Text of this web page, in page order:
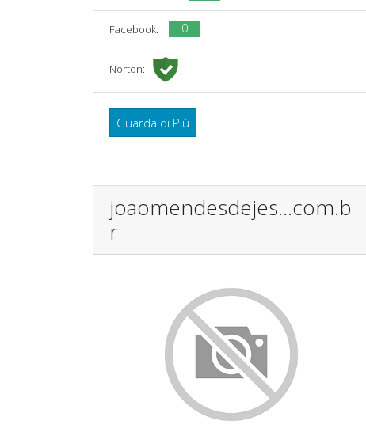
Facebook: 0
Norton:
Guarda di Più
joaomendesdejes...com.b
r